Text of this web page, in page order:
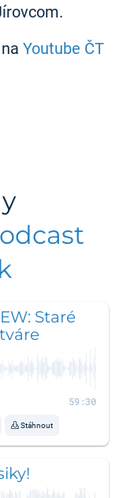
Youtube ČT
Staré
59:30
Stáhnout